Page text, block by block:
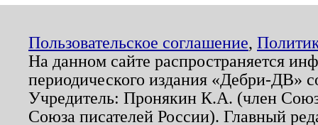
Пользовательское соглашение,
На данном сайте распространяется
периодического издания «Дебри-ДВ»
Учредитель: Пронякин К.А. (член
Союза писателей России). Главный